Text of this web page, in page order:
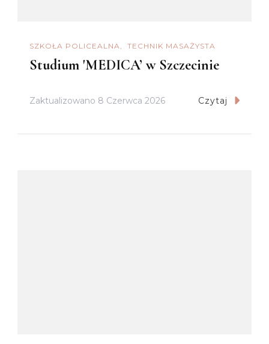
SZKOŁA POLICEALNA TECHNIK MASAŻYSTA
Studium 'MEDICA’ w Szczecinie
Zaktualizowano 8 Czerwca 2026 Czytaj